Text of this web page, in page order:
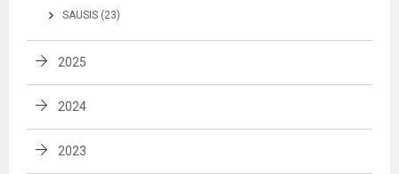
SAUSIS (23)
2025
2024
2023